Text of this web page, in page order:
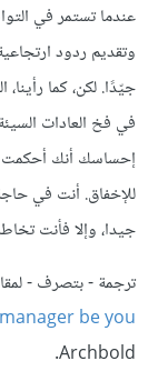
عندما تستمر في
وتقديم ردود
جيّدًا. لكن، كما
في فخ العادات
إحساسك أنك أحكمت
للإخفاق. أنت في
جيدا، وإلا فأنت
ترجمة - بتصرف -
be you
Archbold.